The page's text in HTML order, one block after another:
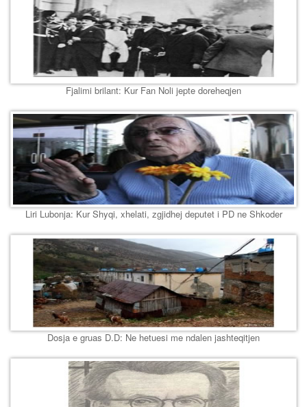
Fjalimi brilant: Kur Fan Noli jepte doreheqjen
Liri Lubonja: Kur Shyqi, xhelati, zgjidhej deputet i PD ne Shkoder
Dosja e gruas D.D: Ne hetuesi me ndalen jashteqitjen